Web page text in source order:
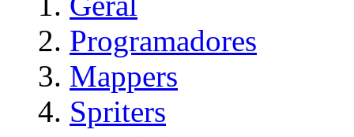
Programadores
Mappers
Spriters